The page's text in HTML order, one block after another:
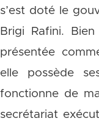
s’est doté le
Brigi Rafini.
présentée
elle possède
fonctionne de
secrétariat